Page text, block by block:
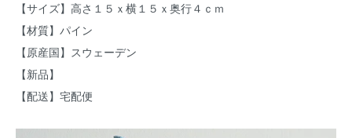
【サイズ】高さ１５ｘ横１５ｘ奥行４ｃｍ
【材質】パイン
【原産国】スウェーデン
【新品】
【配送】宅配便